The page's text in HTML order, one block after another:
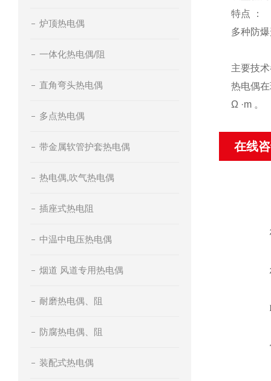
炉顶热电偶
一体化热电偶/阻
直角弯头热电偶
多点热电偶
带金属软管护套热电偶
热电偶,吹气热电偶
插座式热电阻
中温中电压热电偶
烟道 风道专用热电偶
耐磨热电偶、阻
防腐热电偶、阻
装配式热电偶
特点 ：
多种防
主要技
热电偶
Ω ·m 。
在线